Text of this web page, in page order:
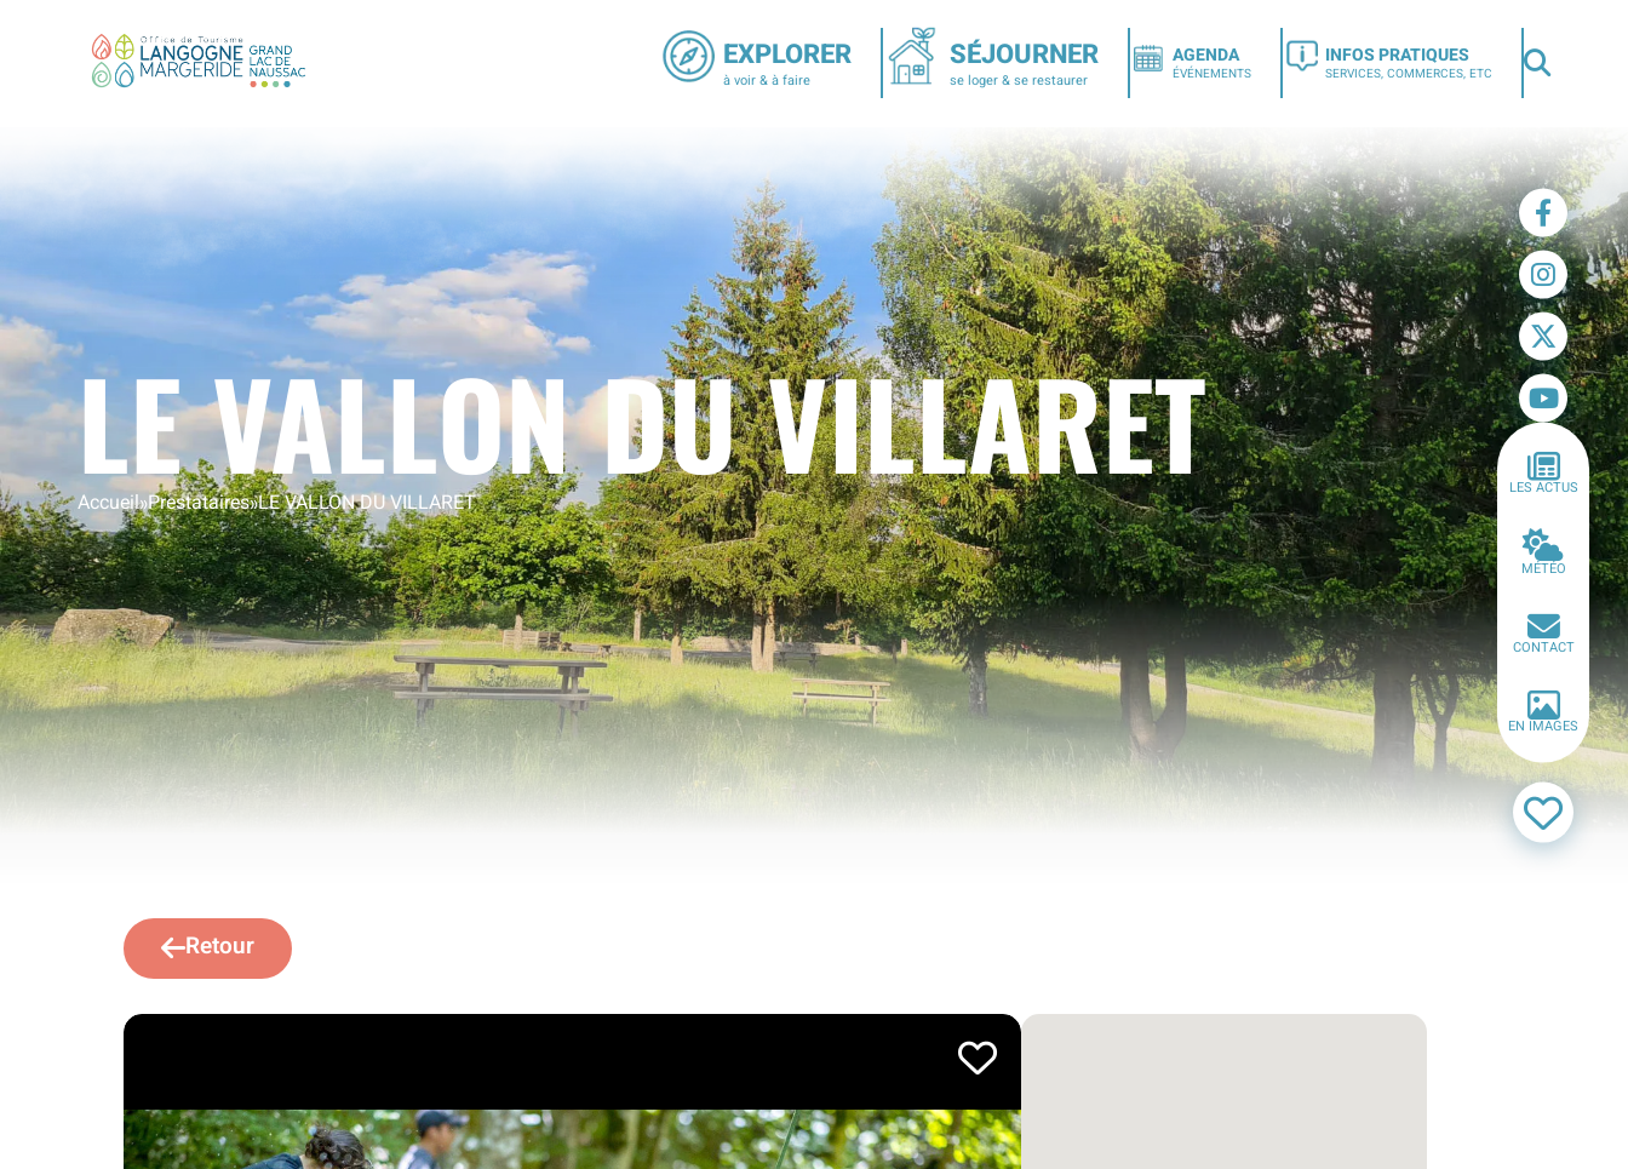
EXPLORER
à voir & à faire
SÉJOURNER
se loger & se restaurer
AGENDA
ÉVÉNEMENTS
INFOS PRATIQUES
SERVICES, COMMERCES, ETC
LE VALLON DU VILLARET
Accueil»Prestataires»LE VALLON DU VILLARET
LES ACTUS
MÉTÉO
CONTACT
EN IMAGES
Retour